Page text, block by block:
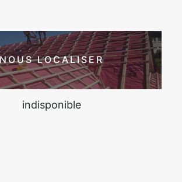
LOCALISER
indisponible